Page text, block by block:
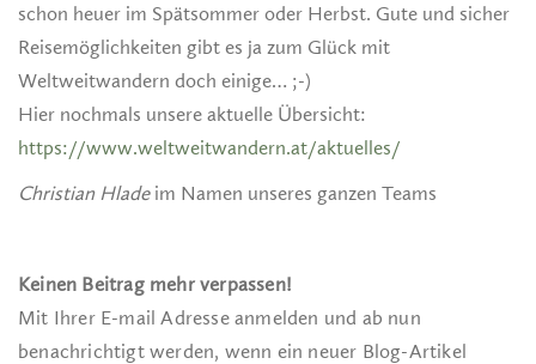
schon heuer im Spätsommer oder Herbst. Gute und sicher
Reisemöglichkeiten gibt es ja zum Glück mit
Weltweitwandern doch einige… ;-)
Hier nochmals unsere aktuelle Übersicht:
https://www.weltweitwandern.at/aktuelles/
Christian Hladeim Namen unseres ganzen Teams
Keinen Beitrag mehr verpassen!
Mit Ihrer E-mail Adresse anmelden und ab nun
benachrichtigt werden, wenn ein neuer Blog-Artikel